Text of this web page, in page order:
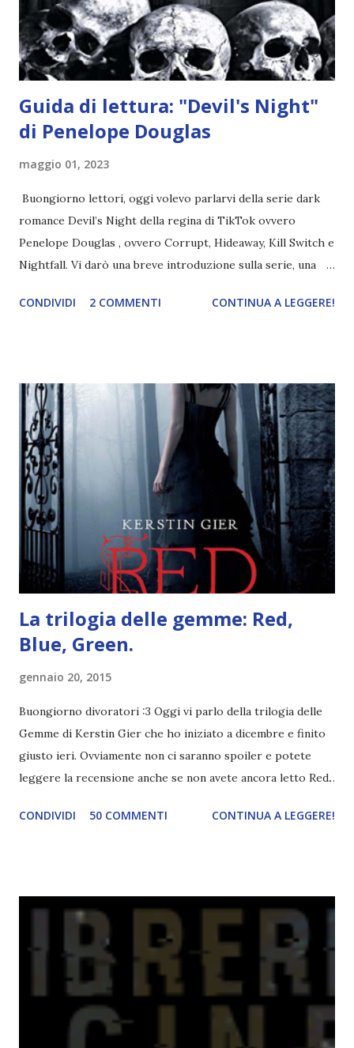
chiesetta. Lì trovano Rafael alle prese con gli angeli puri,
ma questa volta ...
Guida di lettura: "Devil's Night"
di Penelope Douglas
maggio 01, 2023
Buongiorno lettori, oggi volevo parlarvi della serie dark
romance Devil’s Night della regina di TikTok ovvero
Penelope Douglas , ovvero Corrupt, Hideaway, Kill Switch e
Nightfall. Vi darò una breve introduzione sulla serie, una
e anche un breve commento sui libri singoli. I libri sono in
grande (Devil's Night 1#) Autrice : Penelope Douglas
Pagine: 448 Editore: Newton Compton Editori
Pubblicazione: 10 Gennaio 2023 Traduttore: Laura Lancini
Trama: “Si chiama Michael Crist. È il fratello maggiore del
mio ragazzo ed è come quei film dell'orrore che guardi
coprendoti gli occhi. È bellissimo, forte, e assolutamente
terrificante. Non mi vede neppure. Ma io l'ho notato. L'ho
visto, l'ho sentito. Le cose che ha fatto, i misfatti ch...
CONDIVIDI 2 COMMENTI CONTINUA A LEGGERE!
La trilogia delle gemme: Red,
Blue, Green.
gennaio 20, 2015
Buongiorno divoratori :3 Oggi vi parlo della trilogia delle
Gemme di Kerstin Gier che ho iniziato a dicembre e finito
giusto ieri. Ovviamente non ci saranno spoiler e potete
leggere la recensione anche se non avete ancora letto Red.
Green sono state delle letture molto piacevoli ma non
potete capire le mie aspettative! Innanzitutto, se la Gier o
probabilmente lo avrei apprezzato molto di più. Red è
molto introduttivo, nel senso che in trecento pagine non
succede un bel niente. E non ha nemmeno un finale ._.
finisce esattamente nel bel mezzo della storia (anzi, quale
"mezzo" della storia? Questa storia ha praticamente solo
CONDIVIDI 50 COMMENTI CONTINUA A LEGGERE!